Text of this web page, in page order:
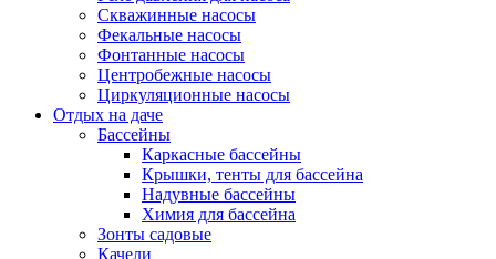
Скважинные насосы
Фекальные насосы
Фонтанные насосы
Центробежные насосы
Циркуляционные насосы
Отдых на даче
Бассейны
Каркасные бассейны
Крышки, тенты для бассейна
Надувные бассейны
Химия для бассейна
Зонты садовые
Качели